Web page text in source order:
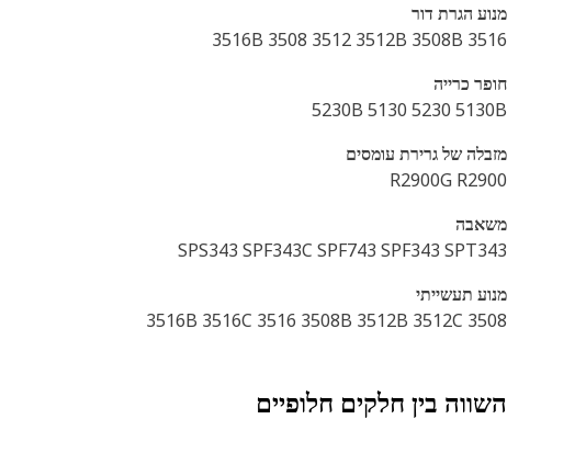
מנוע הגרת דור
3516B 3508 3512 3512B 3508B 3516
חופר כרייה
5230B 5130 5230 5130B
מזבלה של גרירת עומסים
R2900G R2900
משאבה
SPS343 SPF343C SPF743 SPF343 SPT343
מנוע תעשייתי
3516B 3516C 3516 3508B 3512B 3512C 3508
השווה בין חלקים חלופיים